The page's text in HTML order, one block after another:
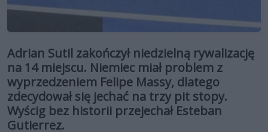
Adrian Sutil zakończył niedzielną rywalizację
na 14 miejscu. Niemiec miał problem z
wyprzedzeniem Felipe Massy, dlatego
zdecydował się jechać na trzy pit stopy.
Wyścig bez historii przejechał Esteban
Gutierrez.